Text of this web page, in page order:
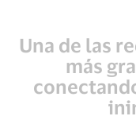
Una de las
más